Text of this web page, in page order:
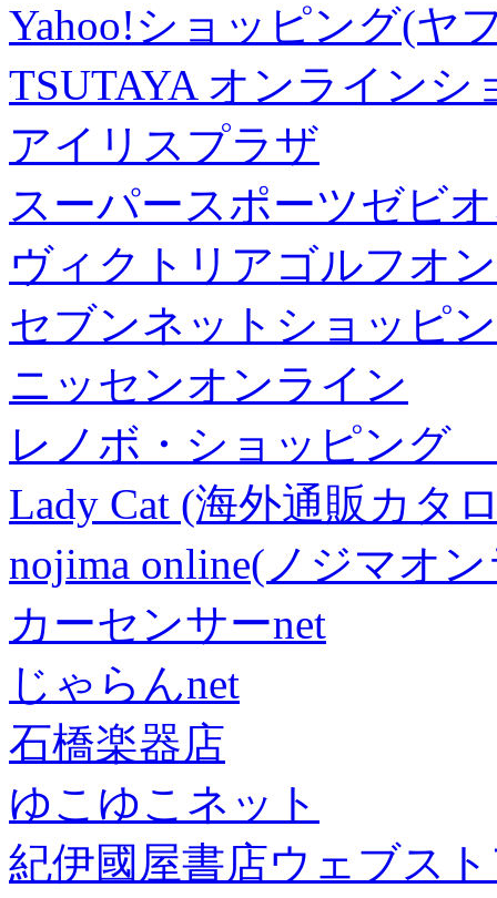
Yahoo!ショッピング(ヤ
TSUTAYA オンラインシ
アイリスプラザ
スーパースポーツゼビ
ヴィクトリアゴルフオ
セブンネットショッピ
ニッセンオンライン
レノボ・ショッピング
Lady Cat (海外通販カタ
nojima online(ノジマオ
カーセンサーnet
じゃらんnet
石橋楽器店
ゆこゆこネット
紀伊國屋書店ウェブス